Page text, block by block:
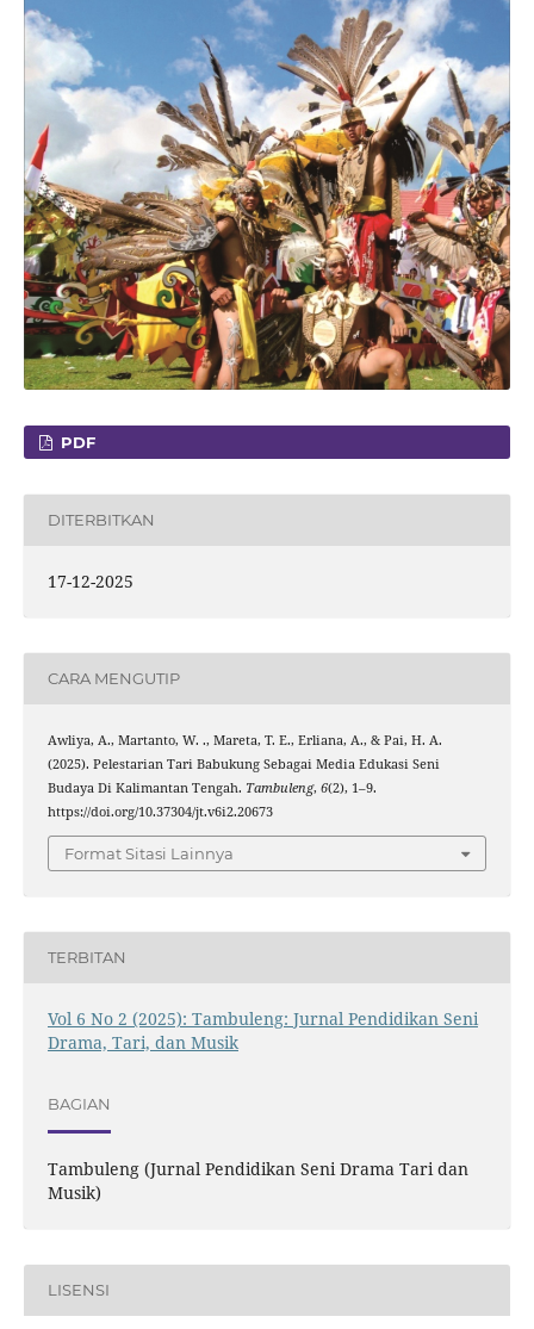
PDF
DITERBITKAN
17-12-2025
CARA MENGUTIP
Awliya, A., Martanto, W. ., Mareta, T. E., Erliana, A., & Pai, H. A.
(2025). Pelestarian Tari Babukung Sebagai Media Edukasi Seni
Budaya Di Kalimantan Tengah. Tambuleng, 6(2), 1–9.
https://doi.org/10.37304/jt.v6i2.20673
Format Sitasi Lainnya
TERBITAN
Vol 6 No 2 (2025): Tambuleng: Jurnal Pendidikan Seni
Drama, Tari, dan Musik
BAGIAN
Tambuleng (Jurnal Pendidikan Seni Drama Tari dan
Musik)
LISENSI